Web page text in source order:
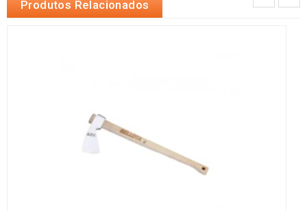
Produtos Relacionados